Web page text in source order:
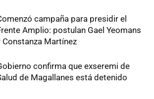
campaña para presidir el
Amplio: postulan Gael Yeomans
Constanza Martínez
confirma que exseremi de
de Magallanes está detenido